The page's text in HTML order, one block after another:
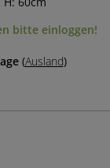
bitte einloggen!
(Ausland)